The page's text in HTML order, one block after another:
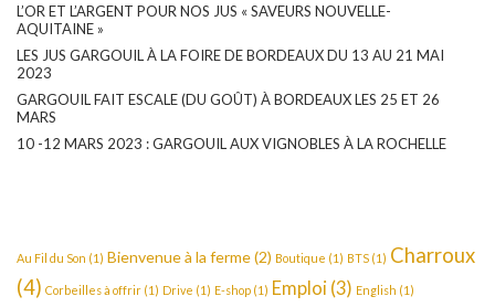
L’OR ET L’ARGENT POUR NOS JUS « SAVEURS NOUVELLE-
AQUITAINE »
LES JUS GARGOUIL À LA FOIRE DE BORDEAUX DU 13 AU 21 MAI
2023
GARGOUIL FAIT ESCALE (DU GOÛT) À BORDEAUX LES 25 ET 26
MARS
10 -12 MARS 2023 : GARGOUIL AUX VIGNOBLES À LA ROCHELLE
Au Fil du Son (1) Bienvenue à la ferme(2) Boutique (1) BTS (1) Charroux
(4) Corbeilles à offrir (1) Drive (1) E-shop (1) Emploi (3) English (1)